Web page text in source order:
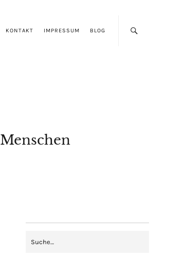
KONTAKT IMPRESSUM BLOG
Menschen